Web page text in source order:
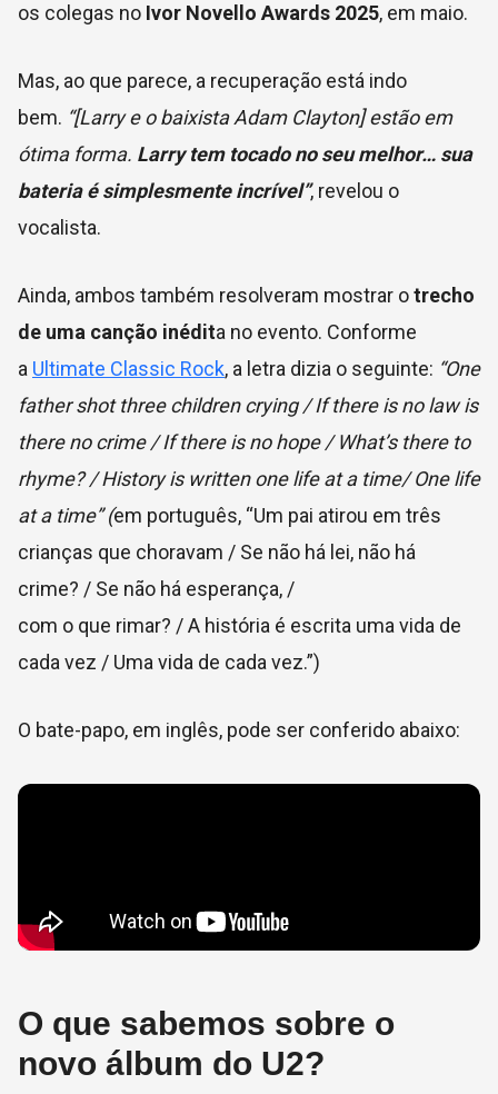
os colegas no Ivor Novello Awards 2025, em maio.
Mas, ao que parece, a recuperação está indo
bem. “[Larry e o baixista Adam Clayton] estão em
ótima forma. Larry tem tocado no seu melhor… sua
bateria é simplesmente incrível”, revelou o
vocalista.
Ainda, ambos também resolveram mostrar otrecho
de uma canção inédita no evento. Conforme
a Ultimate Classic Rock, a letra dizia o seguinte: “One
father shot three children crying / If there is no law is
there no crime / If there is no hope / What’s there to
rhyme? / History is written one life at a time/ One life
at a time” (em português, “Um pai atirou em três
crianças que choravam / Se não há lei, não há
crime? / Se não há esperança, /
com o que rimar? / A história é escrita uma vida de
cada vez / Uma vida de cada vez.”)
O bate-papo, em inglês, pode ser conferido abaixo:
O que sabemos sobre o
novo álbum do U2?